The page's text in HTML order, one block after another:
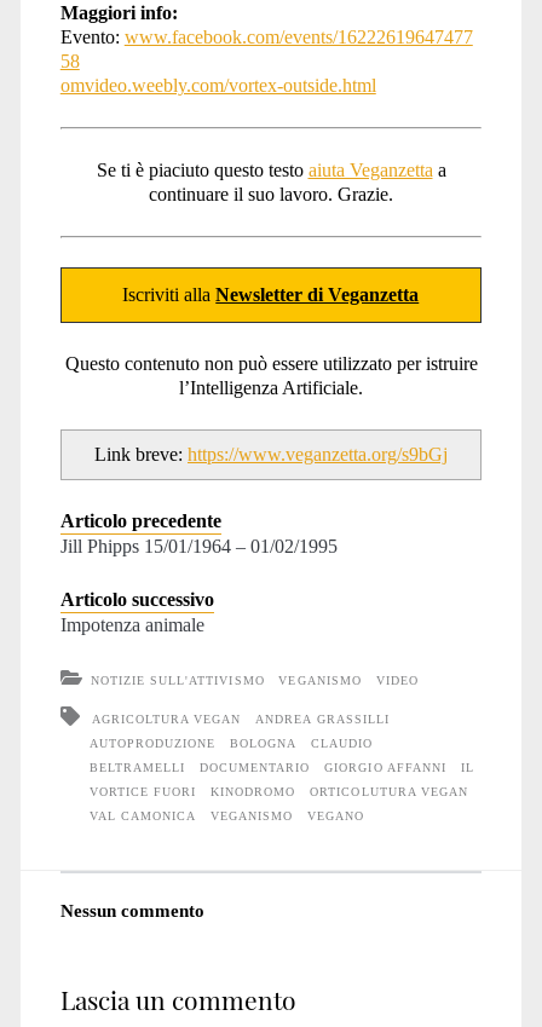
Maggiori info:
Evento: www.facebook.com/events/16222619647477
58
omvideo.weebly.com/vortex-outside.html
Se ti è piaciuto questo testo aiuta Veganzetta a
continuare il suo lavoro. Grazie.
Iscriviti allaNewsletter di Veganzetta
Questo contenuto non può essere utilizzato per istruire
l’Intelligenza Artificiale.
Link breve: https://www.veganzetta.org/s9bGj
Articolo precedente
Jill Phipps 15/01/1964 – 01/02/1995
Articolo successivo
Impotenza animale
NOTIZIE SULL'ATTIVISMO VEGANISMO VIDEO
AGRICOLTURA VEGAN
ANDREA GRASSILLI
AUTOPRODUZIONE
BOLOGNA
CLAUDIO
BELTRAMELLI
DOCUMENTARIO GIORGIO AFFANNI
IL
VORTICE FUORI
KINODROMO
ORTICOLUTURA VEGAN
VAL CAMONICA
VEGANISMO VEGANO
Nessun commento
Lascia un commento